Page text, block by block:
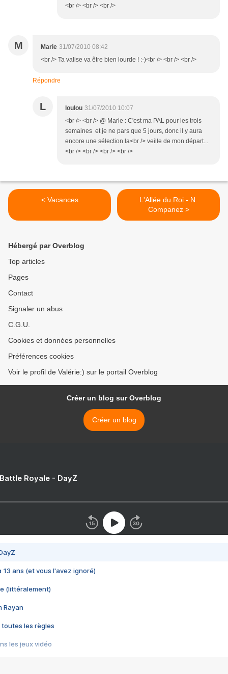
<br /> <br /> <br />
M Marie 31/07/2010 08:42
<br /> Ta valise va être bien lourde ! :-)<br /> <br /> <br />
Répondre
L loulou 31/07/2010 10:07
<br /> <br /> @ Marie : C'est ma PAL pour les trois
semaines et je ne pars que 5 jours, donc il y aura
encore une sélection la<br /> veille de mon départ...
<br /> <br /> <br /> <br />
< Vacances
L'Allée du Roi - N.
Companez >
Hébergé par Overblog
Top articles
Pages
Contact
Signaler un abus
C.G.U.
Cookies et données personnelles
Préférences cookies
Voir le profil de Valérie:) sur le portail Overblog
Créer un blog sur Overblog
Créer un blog
Royale - DayZ
13 ans (et vous l'avez ignoré)
(littéralement)
Rayan
toutes les règles
les jeux vidéo